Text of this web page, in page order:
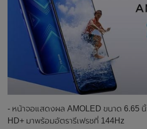
- หน้าจอแสดงผล AMOLED ขนาด 6.65 นิ้
HD+ มาพร้อมอัตรารีเฟรชที่ 144Hz